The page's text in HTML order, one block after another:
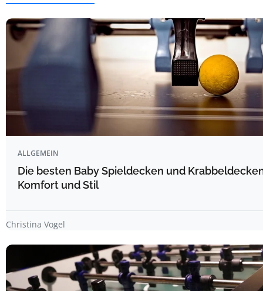
ALLGEMEIN
Die besten Baby Spieldecken und
Komfort und Stil
Christina Vogel